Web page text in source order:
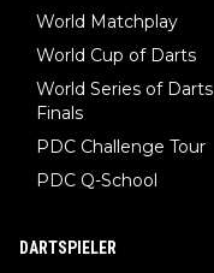
World Matchplay
World Cup of Darts
World Series of Darts
Finals
PDC Challenge Tour
PDC Q-School
DARTSPIELER